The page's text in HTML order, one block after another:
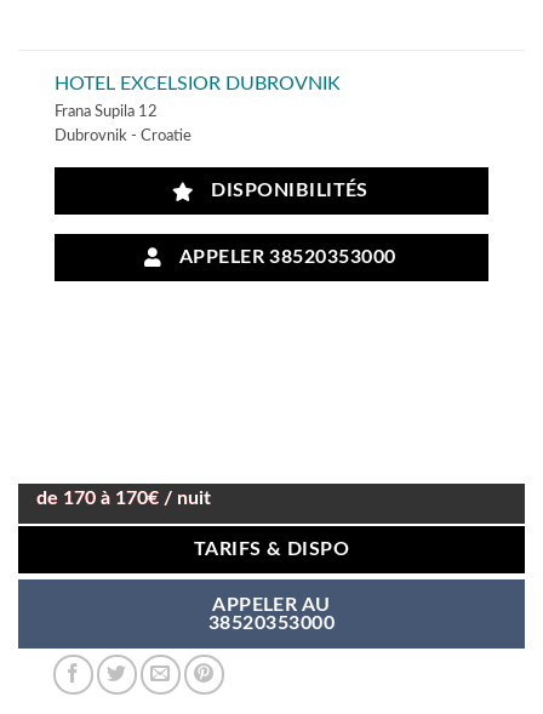
HOTEL EXCELSIOR DUBROVNIK
Frana Supila 12
Dubrovnik - Croatie
DISPONIBILITÉS
APPELER 38520353000
de 170 à 170€ / nuit
TARIFS & DISPO
APPELER AU
38520353000